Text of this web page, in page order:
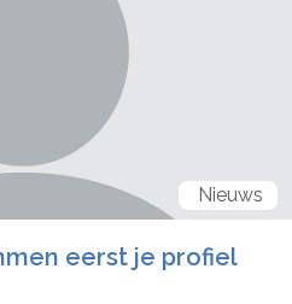
Nieuws
eerst je profiel